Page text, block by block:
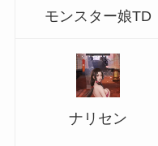
モンスター娘TD
ナリセン